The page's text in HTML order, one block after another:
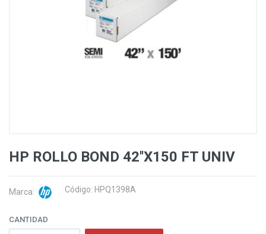
HP ROLLO BOND 42''X150 FT UNIV
Marca: Código: HPQ1398A
CANTIDAD